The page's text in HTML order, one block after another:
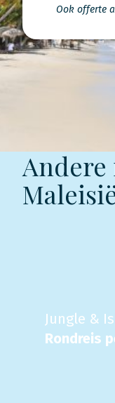
Ook offerte
Andere
Jungle &
Rondreis